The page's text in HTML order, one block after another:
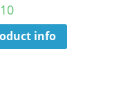
info